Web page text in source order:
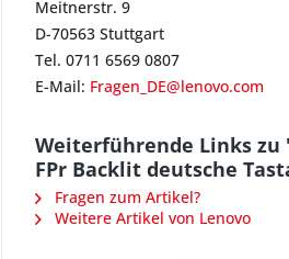
Meitnerstr. 9
D-70563 Stuttgart
Tel. 0711 6569 0807
E-Mail: Fragen_DE@lenovo.com
Weiterführende Links zu
FPr Backlit deutsche
Fragen zum Artikel?
Weitere Artikel von Lenovo